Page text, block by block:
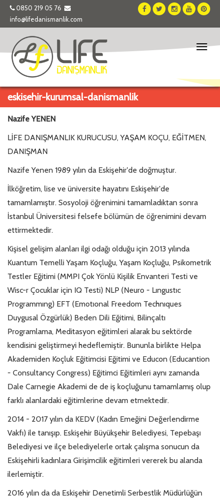
0850 219 05 76
info@lifedanismanlik.com
eskisehir-kurumsal-danismanlik
Nazife YENEN
LİFE DANIŞMANLIK KURUCUSU, YAŞAM KOÇU, EĞİTMEN,
DANIŞMAN
Nazife Yenen 1989 yılın da Eskişehir'de doğmuştur.
İlköğretim, lise ve üniversite hayatını Eskişehir'de
tamamlamıştır. Sosyoloji öğrenimini tamamladıktan sonra
İstanbul Üniversitesi felsefe bölümün de öğrenimini devam
ettirmektedir.
Kişisel gelişim alanları ilgi odağı olduğu için 2013 yılında
Kuantum Temelli Yaşam Koçluğu, Yaşam Koçluğu, Psikometrik
Testler Eğitimi (MMPI Çok Yönlü Kişilik Envanteri Testi ve
Wisc-r Çocuklar için IQ Testi) NLP (Neuro - Lıngustıc
Programmıng) EFT (Emotıonal Freedom Technıques
Duygusal Özgürlük) Beden Dili Eğitimi, Bilinçaltı
Programlama, Meditasyon eğitimleri alarak bu sektörde
kendisini geliştirmeyi hedeflemiştir. Bununla birlikte Helpa
Akademiden Koçluk Eğitimcisi Eğitimi ve Educon (Educantion
- Consultancy Congress) Eğitimci Eğitimleri aynı zamanda
Dale Carnegie Akademi de de iş koçluğunu tamamlamış olup
farklı alanlardaki eğitimlerine devam etmektedir.
2014 - 2017 yılın da KEDV (Kadın Emeğini Değerlendirme
Vakfı) ile tanışıp. Eskişehir Büyükşehir Belediyesi, Tepebaşı
Belediyesi ve ilçe belediyelerle ortak çalışma sonucun da
Eskişehirli kadınlara Girişimcilik eğitimleri vererek bu alanda
ilerlemiştir.
2016 yılın da da Eskişehir Denetimli Serbestlik Müdürlüğün